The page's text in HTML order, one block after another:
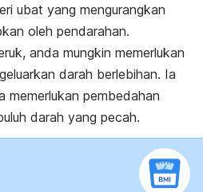
ubat yang mengurangkan
oleh pendarahan.
anda mungkin memerlukan
darah berlebihan. Ia
memerlukan pembedahan
darah yang pecah.